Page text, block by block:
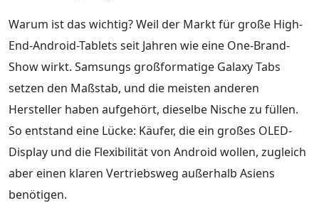
Warum ist das wichtig? Weil der Markt für große High-
End-Android-Tablets seit Jahren wie eine One-Brand-
Show wirkt. Samsungs großformatige Galaxy Tabs
setzen den Maßstab, und die meisten anderen
Hersteller haben aufgehört, dieselbe Nische zu füllen.
So entstand eine Lücke: Käufer, die ein großes OLED-
Display und die Flexibilität von Android wollen, zugleich
aber einen klaren Vertriebsweg außerhalb Asiens
benötigen.